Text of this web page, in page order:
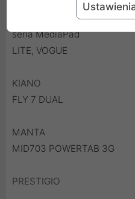
seria MediaPad
LITE, VOGUE
KIANO
FLY 7 DUAL
MANTA
MID703 POWERTAB 3G
PRESTIGIO